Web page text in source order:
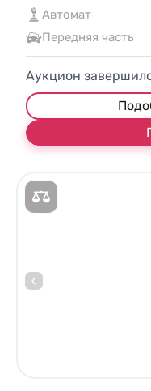
Автомат
Передняя часть
Аукцион